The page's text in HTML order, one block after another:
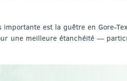
est la guêtre en Gore-
une meilleure étanchéité —